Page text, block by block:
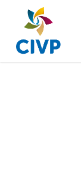
main
content